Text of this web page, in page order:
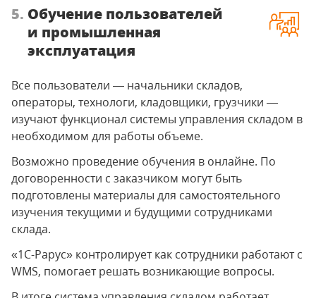
5. Обучение пользователей
и промышленная
эксплуатация
Все пользователи — начальники складов,
операторы, технологи, кладовщики, грузчики —
изучают функционал системы управления складом в
необходимом для работы объеме.
Возможно проведение обучения в онлайне. По
договоренности с заказчиком могут быть
подготовлены материалы для самостоятельного
изучения текущими и будущими сотрудниками
склада.
«1С-Рарус» контролирует как сотрудники работают с
WMS, помогает решать возникающие вопросы.